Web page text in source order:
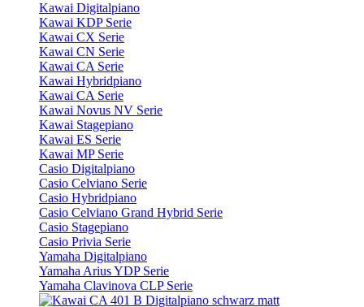
Kawai Digitalpiano
Kawai KDP Serie
Kawai CX Serie
Kawai CN Serie
Kawai CA Serie
Kawai Hybridpiano
Kawai CA Serie
Kawai Novus NV Serie
Kawai Stagepiano
Kawai ES Serie
Kawai MP Serie
Casio Digitalpiano
Casio Celviano Serie
Casio Hybridpiano
Casio Celviano Grand Hybrid Serie
Casio Stagepiano
Casio Privia Serie
Yamaha Digitalpiano
Yamaha Arius YDP Serie
Yamaha Clavinova CLP Serie